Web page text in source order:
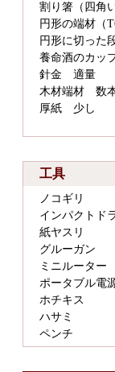
割り箸（四角
円形の端材（
円形に切った
養命酒のカッ
針金 適量
木材端材 数
厚紙 少し
工具
ノコギリ
インパクトド
紙ヤスリ
グルーガン
ミニルーター
ポータブル電
ホチキス
ハサミ
ペンチ